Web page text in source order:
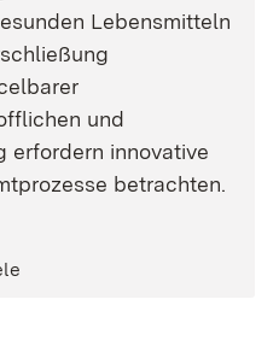
Lebensmitteln
und
erfordern innovative
betrachten.